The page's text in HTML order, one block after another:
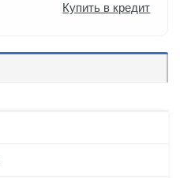
Купить в кредит